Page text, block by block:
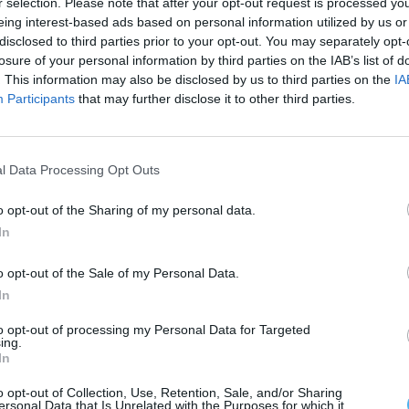
interest-based ads based on personal information utilized by us
to third parties prior to your opt-out. You may separately
of your personal information by third parties on the IAB’s list of
This information may also be disclosed by us to third parties on the
Participants that may further disclose it to other third parties.
Data Processing Opt Outs
opt-out of the Sharing of my personal data.
opt-out of the Sale of my Personal Data.
opt-out of processing my Personal Data for Targeted
opt-out of Collection, Use, Retention, Sale, and/or Sharing
Data that Is Unrelated with the Purposes for which it
30 pares de calças, 30 capacetes e um
de proteção para os elementos da
à população e defesa do património.
equipamentos contribui para o reforço e
permitindo uma resposta mais eficaz em
tem como objetivo fomentar a participação ativa
a concretização de projetos que